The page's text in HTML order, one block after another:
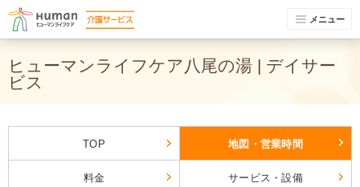
メニュー
ヒューマンライフケア八尾の湯 | デイサー
ビス
TOP 地図・営業時間
料金 サービス・設備